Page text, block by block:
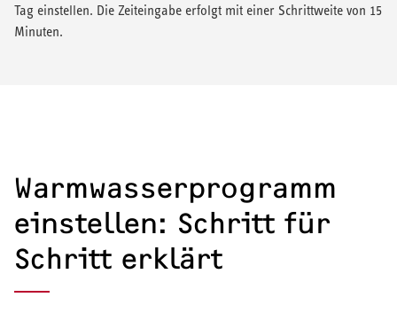
Tag einstellen. Die Zeiteingabe erfolgt mit einer Schrittweite von 15
Minuten.
Warmwasserprogramm
einstellen: Schritt für
Schritt erklärt